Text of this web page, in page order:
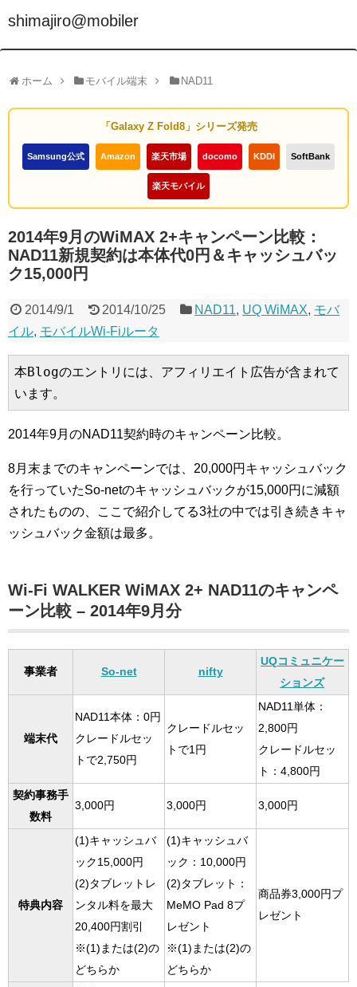
shimajiro@mobiler
ホーム モバイル端末 NAD11
「Galaxy Z Fold8」シリーズ発売
Samsung公式 Amazon 楽天市場 docomo KDDI SoftBank
楽天モバイル
2014年9月のWiMAX 2+キャンペーン比較：
NAD11新規契約は本体代0円＆キャッシュバッ
ク15,000円
2014/9/1 2014/10/25 NAD11, UQ WiMAX, モバ
イル, モバイルWi-Fiルータ
本Blogのエントリには、アフィリエイト広告が含まれて
います。
2014年9月のNAD11契約時のキャンペーン比較。
8月末までのキャンペーンでは、20,000円キャッシュバック
を行っていたSo-netのキャッシュバックが15,000円に減額
されたものの、ここで紹介してる3社の中では引き続きキャ
ッシュバック金額は最多。
Wi-Fi WALKER WiMAX 2+ NAD11のキャンペ
ーン比較 – 2014年9月分
事業者 So-net nifty
UQコミュニケー
ションズ
端末代
NAD11本体：0円
クレードルセッ
トで2,750円
クレードルセッ
トで1円
NAD11単体：
2,800円
クレードルセッ
ト：4,800円
契約事務手
数料
3,000円 3,000円 3,000円
特典内容
(1)キャッシュバ
ック15,000円
(2)タブレットレ
ンタル料を最大
20,400円割引
※(1)または(2)の
どちらか
(1)キャッシュバ
ック：10,000円
(2)タブレット：
MeMO Pad 8プ
レゼント
※(1)または(2)の
どちらか
商品券3,000円プ
レゼント